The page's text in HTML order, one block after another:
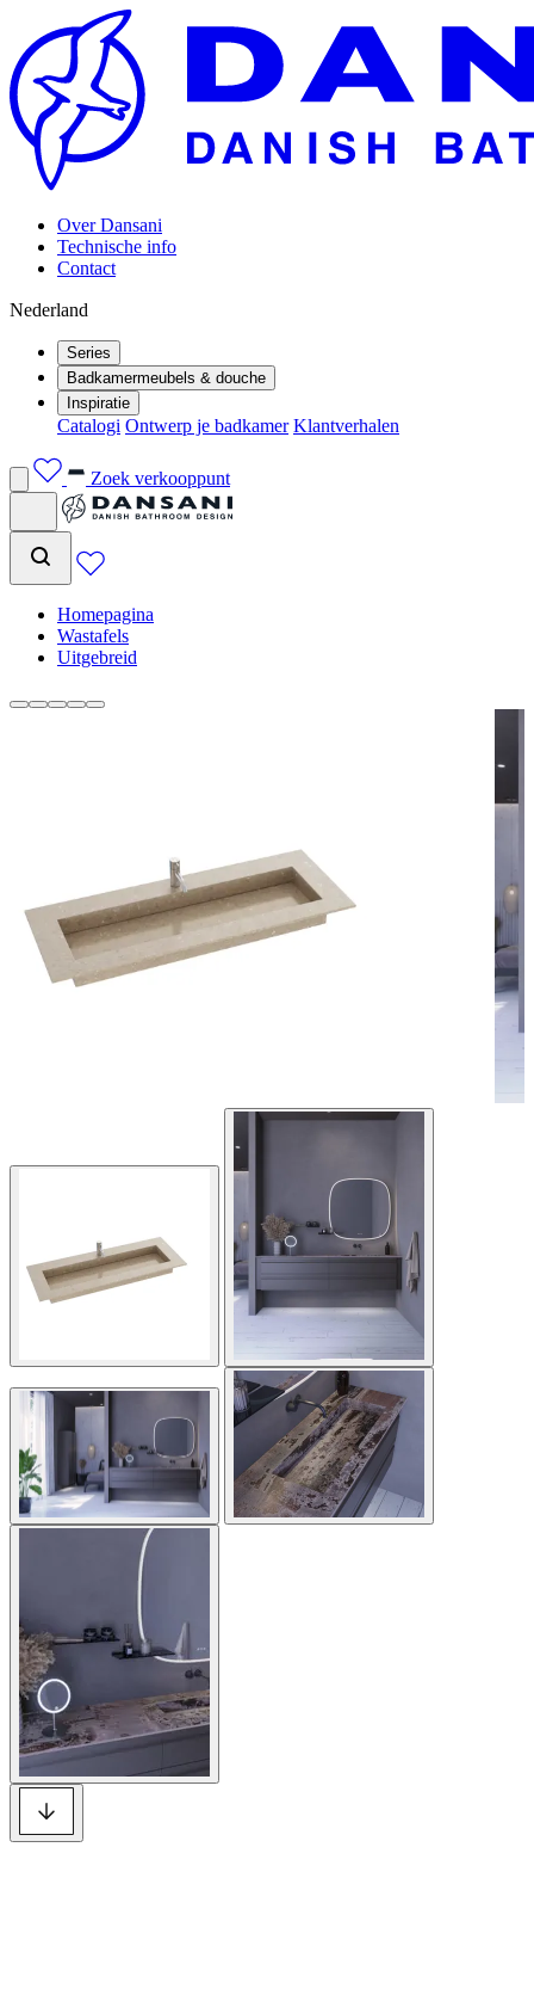
Over Dansani
Technische info
Contact
Nederland
Series
Badkamermeubels & douche
Inspiratie
Catalogi Ontwerp je badkamer Klantverhalen
Zoek verkooppunt
Homepagina
Wastafels
Uitgebreid